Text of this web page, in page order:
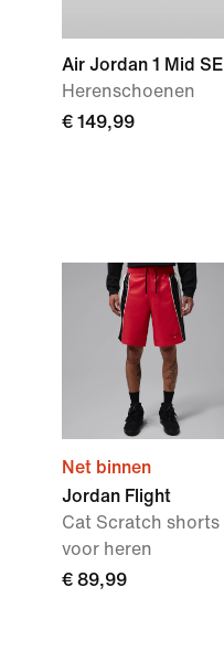
Air Jordan 1 Mid SE
Herenschoenen
€ 149,99
Net binnen
Jordan Flight
Cat Scratch shorts
voor heren
€ 89,99